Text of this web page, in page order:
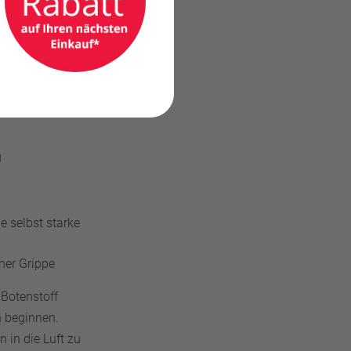
selbst starke
Grippe
in die Luft zu